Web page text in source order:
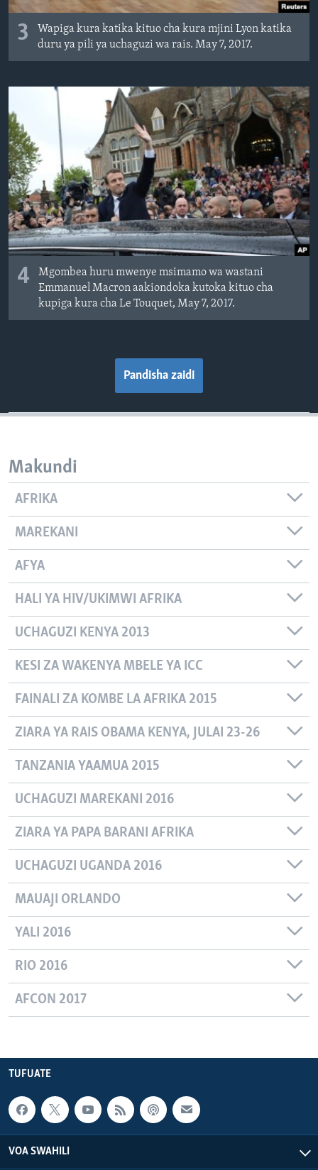
3
Wapiga kura katika kituo cha kura mjini Lyon katika
duru ya pili ya uchaguzi wa rais. May 7, 2017.
4
Mgombea huru mwenye msimamo wa wastani
Emmanuel Macron aakiondoka kutoka kituo cha
kupiga kura cha Le Touquet, May 7, 2017.
Pandisha zaidi
Makundi
AFRIKA
MAREKANI
AFYA
HALI YA HIV/UKIMWI AFRIKA
UCHAGUZI KENYA 2013
KESI ZA WAKENYA MBELE YA ICC
FAINALI ZA KOMBE LA AFRIKA 2015
ZIARA YA RAIS OBAMA KENYA, JULAI 23-26
TANZANIA YAAMUA 2015
UCHAGUZI MAREKANI 2016
ZIARA YA PAPA BARANI AFRIKA
UCHAGUZI UGANDA 2016
MAUAJI ORLANDO
YALI 2016
RIO 2016
AFCON 2017
TUFUATE
VOA SWAHILI